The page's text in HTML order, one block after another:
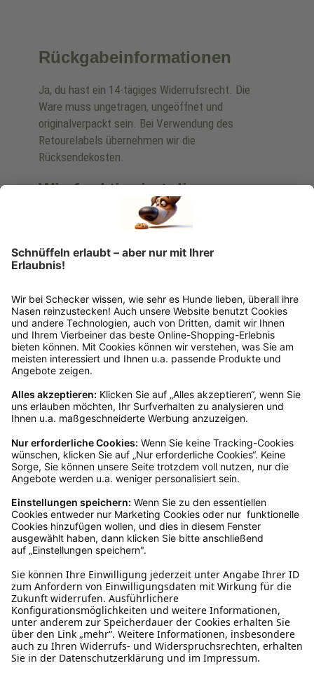
Rückgabeinformationen
Ja, du hast ein 14-tägiges Widerrufsrecht. Die
Ware muss ungetragen, ungeöffnet und
originalverpackt sein. Bei Verwendung des
Retourelabels übernehmen wir die
Rücksendekosten.
Wie funktioniert die
Rücksendung?
Bitte fülle das Rücksendeformular aus. Dieses
findest du online. Verpacke die Artikel
Rücksendeetikett auf das Paket. Dieses kannst du
dir in deinem Kundenkonto anfordern. Hast du als
Gast bestellt, schreibe uns eine Email an
verkauf@schecker.de oder rufe zu unseren
Servicezeiten an, dann lassen wir dir ein
Mo – Fr 9 – 17 Uhr, Sa 9 – 13 Uhr
Ruf uns an
Schreibe uns
verkauf@schecker.de
WhatsApp Support